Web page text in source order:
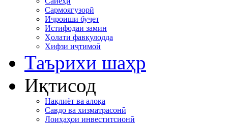
Сармоягузорӣ
Иҷроиши буҷет
Истифодаи замин
Ҳолати фавқулодда
Хифзи иҷтимоӣ
Таърихи шаҳр
Иқтисод
Нақлиёт ва алоқа
Савдо ва хизматрасонӣ
Лоиҳаҳои инвеститсионӣ